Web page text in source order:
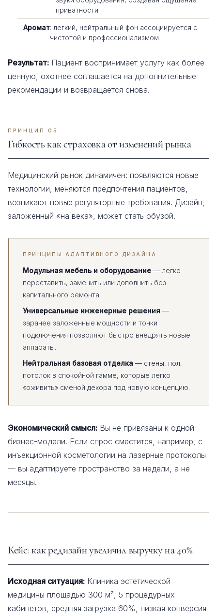
приватности
Аромат: лёгкий, нейтральный фон ассоциируется с
чистотой и профессионализмом
Результат: Пациент воспринимает услугу как более
ценную, охотнее соглашается на дополнительные
рекомендации и возвращается снова.
ПРИНЦИП 05
Гибкость как страховка от изменений рынка
Медицинский рынок динамичен: появляются новые
технологии, меняются предпочтения пациентов,
возникают новые регуляторные требования. Дизайн,
заложенный «на века», может стать обузой.
ПРИНЦИПЫ АДАПТИВНОГО ДИЗАЙНА
Модульная мебель и оборудование — легко
переставить, заменить или дополнить без
капитального ремонта.
Универсальные инженерные решения —
заранее заложенные мощности и точки
подключения позволяют быстро внедрять новые
аппараты.
Нейтральная базовая отделка — стены, пол,
потолок в спокойной гамме, которые легко
«оживить» сменой декора под новую концепцию.
Экономический смысл: Вы не привязаны к одной
бизнес-модели. Если спрос сместится, например, с
инъекционной косметологии на лазерные протоколы
— вы адаптируете пространство за недели, а не
месяцы.
Кейс: как редизайн увеличил выручку на 40%
Исходная ситуация: Клиника эстетической
медицины площадью 300 м², 5 процедурных
кабинетов, средняя загрузка 60%, низкая конверсия